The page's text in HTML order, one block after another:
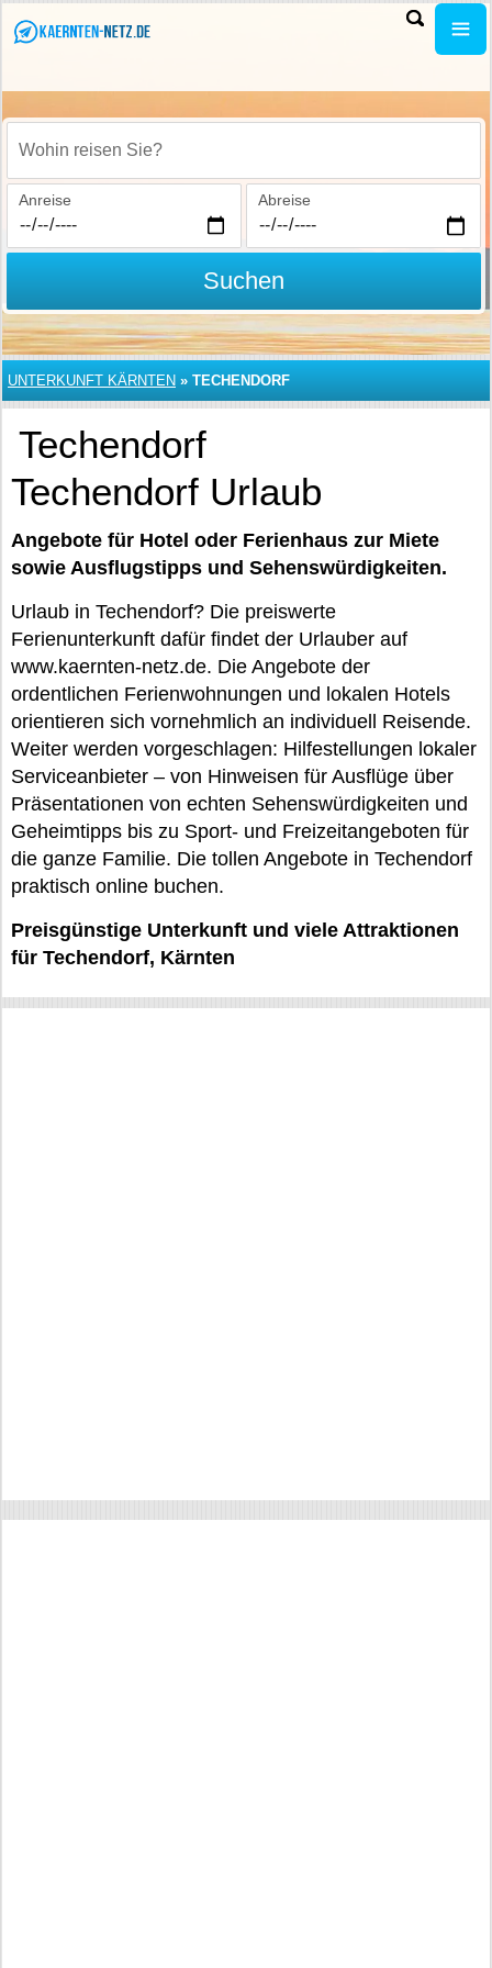
Wohin reisen Sie?
Anreise Abreise
Suchen
UNTERKUNFT KÄRNTEN » TECHENDORF
Techendorf
Techendorf Urlaub
Angebote für Hotel oder Ferienhaus zur Miete
sowie Ausflugstipps und Sehenswürdigkeiten.
Urlaub in Techendorf? Die preiswerte
Ferienunterkunft dafür findet der Urlauber auf
www.kaernten-netz.de. Die Angebote der
ordentlichen Ferienwohnungen und lokalen Hotels
orientieren sich vornehmlich an individuell Reisende.
Weiter werden vorgeschlagen: Hilfestellungen lokaler
Serviceanbieter – von Hinweisen für Ausflüge über
Präsentationen von echten Sehenswürdigkeiten und
Geheimtipps bis zu Sport- und Freizeitangeboten für
die ganze Familie. Die tollen Angebote in Techendorf
praktisch online buchen.
Preisgünstige Unterkunft und viele Attraktionen
für Techendorf, Kärnten